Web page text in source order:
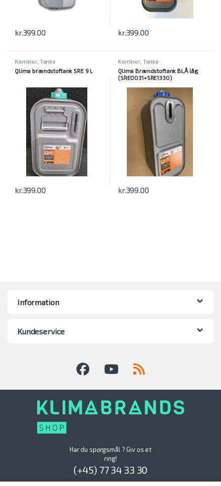
kr.399.00 kr.399.00
Kaminer, Tanke
Qlima brændstoftank SRE 9 L
kr.399.00
Kaminer, Tanke
Qlima Brændstoftank BLÅ låg
(SRE0031+SRE1330)
kr.399.00
Information
Kundeservice
Har du spørgsmål ? Giv os et
ring!
(+45) 77 34 33 30